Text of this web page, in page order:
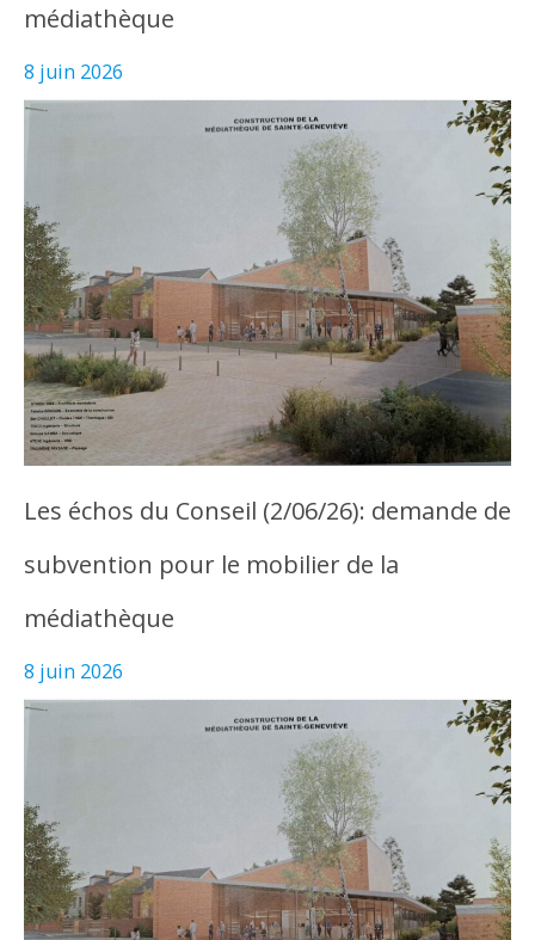
médiathèque
8 juin 2026
Les échos du Conseil (2/06/26): demande de
subvention pour le mobilier de la
médiathèque
8 juin 2026